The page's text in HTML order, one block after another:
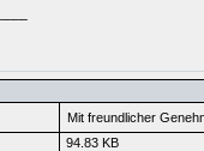
Mit freundlicher
94.83 KB